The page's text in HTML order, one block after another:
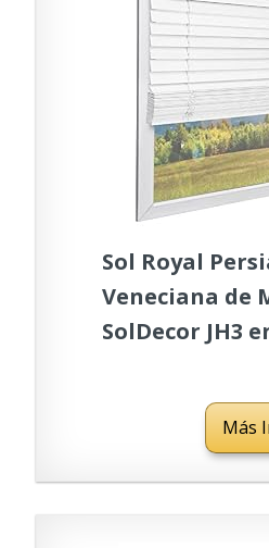
Sol Royal
Veneciana de
SolDecor JH3
Madera
Más